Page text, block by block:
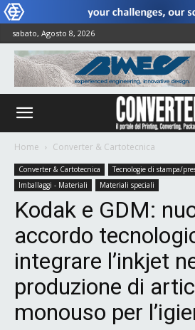
sabato, Agosto 8, 2026
Home Converter & Cartotecnica
Converter & Cartotecnica Tecnologie di stampa/
Imballaggi - Materiali
Materiali speciali
Kodak e GDM:
accordo
integrare l’inkjet
produzione di
monouso per